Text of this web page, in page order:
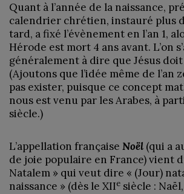
Quant à l’année de la naissance,
calendrier chrétien, instauré plus
tard, a fixé l’évènement en l’an 1,
Hérode est mort 4 ans avant. L’on
généralement à dire que Jésus
(Ajoutons que l’idée même de l’an
pas exister, puisque ce concept
nous est venu par les Arabes, à
siècle.)
L’appellation française Noël (qui a
de joie populaire en France) vient
Natalem » qui veut dire « (Jour)
naissance » (dès le XIIe siècle :